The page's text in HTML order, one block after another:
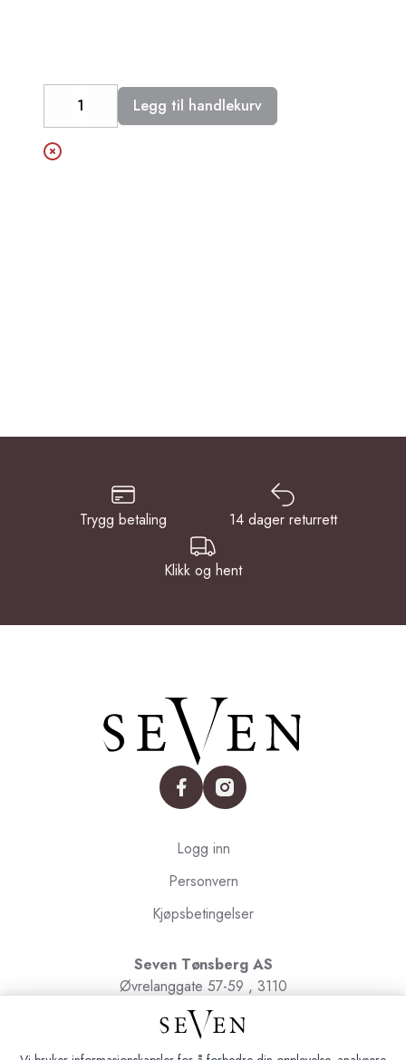
DecreaseIncreaseLegg til handlekurv
Trygg betaling 14 dager returrett
Klikk og hent
facebookinstagram
Logg inn
Personvern
Kjøpsbetingelser
Seven Tønsberg AS
Øvrelanggate 57-59 , 3110
Tønsberg
Org.nr. 991091580